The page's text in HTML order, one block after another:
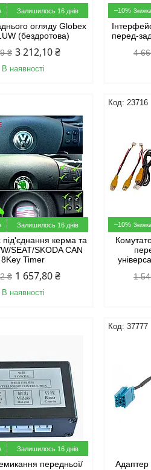
Залишилось 16 днів
огляду Globex
(бездротова)
₴ 3 212,10 ₴
В наявності
–10%
перед-
4
Залишилось 16 днів
під'єднання керма та
SEAT/SKODA CAN
8Key Timer
₴ 1 657,80 ₴
В наявності
23716
–10%
1
Залишилось 16 днів
передньої/
37777